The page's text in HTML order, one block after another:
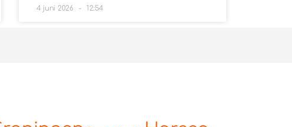
4 juni 2026 12:54